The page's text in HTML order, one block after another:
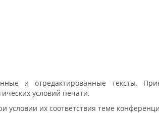
и отредактированные тексты.
условий печати.
условии их соответствия теме